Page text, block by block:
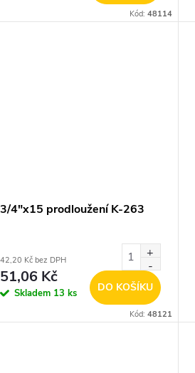
Kód: 48114
3/4"x15 prodloužení K-263
42,20 Kč bez DPH
51,06 Kč
Skladem 13 ks DO KOŠÍKU
Kód: 48121